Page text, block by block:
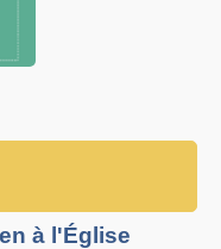
à l'Église